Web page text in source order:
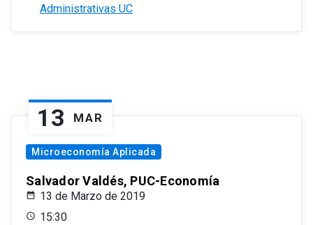
Administrativas UC
13 MAR
Microeconomía Aplicada
Salvador Valdés, PUC-Economía
13 de Marzo de 2019
15:30